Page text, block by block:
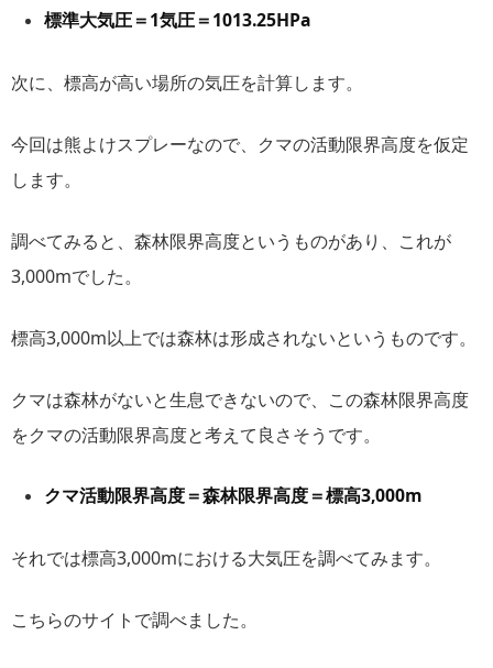
標準大気圧＝1気圧＝1013.25HPa
次に、標高が高い場所の気圧を計算します。
今回は熊よけスプレーなので、クマの活動限界高度を仮定
します。
調べてみると、森林限界高度というものがあり、これが
3,000mでした。
標高3,000m以上では森林は形成されないというものです。
クマは森林がないと生息できないので、この森林限界高度
をクマの活動限界高度と考えて良さそうです。
クマ活動限界高度＝森林限界高度＝標高3,000m
それでは標高3,000mにおける大気圧を調べてみます。
こちらのサイトで調べました。